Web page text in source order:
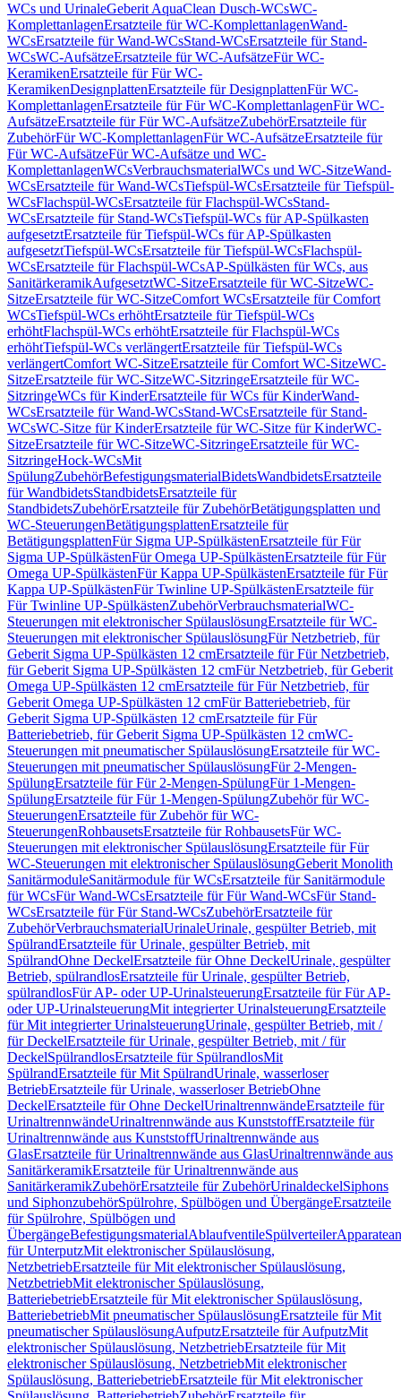
WCs und UrinaleGeberit AquaClean Dusch-WCsWC-
KomplettanlagenErsatzteile für WC-KomplettanlagenWand-
WCsErsatzteile für Wand-WCsStand-WCsErsatzteile für Stand-
WCsWC-AufsätzeErsatzteile für WC-AufsätzeFür WC-
KeramikenErsatzteile für Für WC-
KeramikenDesignplattenErsatzteile für DesignplattenFür WC-
KomplettanlagenErsatzteile für Für WC-KomplettanlagenFür WC-
AufsätzeErsatzteile für Für WC-AufsätzeZubehörErsatzteile für
ZubehörFür WC-KomplettanlagenFür WC-AufsätzeErsatzteile für
Für WC-AufsätzeFür WC-Aufsätze und WC-
KomplettanlagenWCsVerbrauchsmaterialWCs und WC-SitzeWand-
WCsErsatzteile für Wand-WCsTiefspül-WCsErsatzteile für Tiefspül-
WCsFlachspül-WCsErsatzteile für Flachspül-WCsStand-
WCsErsatzteile für Stand-WCsTiefspül-WCs für AP-Spülkasten
aufgesetztErsatzteile für Tiefspül-WCs für AP-Spülkasten
aufgesetztTiefspül-WCsErsatzteile für Tiefspül-WCsFlachspül-
WCsErsatzteile für Flachspül-WCsAP-Spülkästen für WCs, aus
SanitärkeramikAufgesetztWC-SitzeErsatzteile für WC-SitzeWC-
SitzeErsatzteile für WC-SitzeComfort WCsErsatzteile für Comfort
WCsTiefspül-WCs erhöhtErsatzteile für Tiefspül-WCs
erhöhtFlachspül-WCs erhöhtErsatzteile für Flachspül-WCs
erhöhtTiefspül-WCs verlängertErsatzteile für Tiefspül-WCs
verlängertComfort WC-SitzeErsatzteile für Comfort WC-SitzeWC-
SitzeErsatzteile für WC-SitzeWC-SitzringeErsatzteile für WC-
SitzringeWCs für KinderErsatzteile für WCs für KinderWand-
WCsErsatzteile für Wand-WCsStand-WCsErsatzteile für Stand-
WCsWC-Sitze für KinderErsatzteile für WC-Sitze für KinderWC-
SitzeErsatzteile für WC-SitzeWC-SitzringeErsatzteile für WC-
SitzringeHock-WCsMit
SpülungZubehörBefestigungsmaterialBidetsWandbidetsErsatzteile
für WandbidetsStandbidetsErsatzteile für
StandbidetsZubehörErsatzteile für ZubehörBetätigungsplatten und
WC-SteuerungenBetätigungsplattenErsatzteile für
BetätigungsplattenFür Sigma UP-SpülkästenErsatzteile für Für
Sigma UP-SpülkästenFür Omega UP-SpülkästenErsatzteile für Für
Omega UP-SpülkästenFür Kappa UP-SpülkästenErsatzteile für Für
Kappa UP-SpülkästenFür Twinline UP-SpülkästenErsatzteile für
Für Twinline UP-SpülkästenZubehörVerbrauchsmaterialWC-
Steuerungen mit elektronischer SpülauslösungErsatzteile für WC-
Steuerungen mit elektronischer SpülauslösungFür Netzbetrieb, für
Geberit Sigma UP-Spülkästen 12 cmErsatzteile für Für Netzbetrieb,
für Geberit Sigma UP-Spülkästen 12 cmFür Netzbetrieb, für Geberit
Omega UP-Spülkästen 12 cmErsatzteile für Für Netzbetrieb, für
Geberit Omega UP-Spülkästen 12 cmFür Batteriebetrieb, für
Geberit Sigma UP-Spülkästen 12 cmErsatzteile für Für
Batteriebetrieb, für Geberit Sigma UP-Spülkästen 12 cmWC-
Steuerungen mit pneumatischer SpülauslösungErsatzteile für WC-
Steuerungen mit pneumatischer SpülauslösungFür 2-Mengen-
SpülungErsatzteile für Für 2-Mengen-SpülungFür 1-Mengen-
SpülungErsatzteile für Für 1-Mengen-SpülungZubehör für WC-
SteuerungenErsatzteile für Zubehör für WC-
SteuerungenRohbausetsErsatzteile für RohbausetsFür WC-
Steuerungen mit elektronischer SpülauslösungErsatzteile für Für
WC-Steuerungen mit elektronischer SpülauslösungGeberit Monolith
SanitärmoduleSanitärmodule für WCsErsatzteile für Sanitärmodule
für WCsFür Wand-WCsErsatzteile für Für Wand-WCsFür Stand-
WCsErsatzteile für Für Stand-WCsZubehörErsatzteile für
ZubehörVerbrauchsmaterialUrinaleUrinale, gespülter Betrieb, mit
SpülrandErsatzteile für Urinale, gespülter Betrieb, mit
SpülrandOhne DeckelErsatzteile für Ohne DeckelUrinale, gespülter
Betrieb, spülrandlosErsatzteile für Urinale, gespülter Betrieb,
spülrandlosFür AP- oder UP-UrinalsteuerungErsatzteile für Für AP-
oder UP-UrinalsteuerungMit integrierter UrinalsteuerungErsatzteile
für Mit integrierter UrinalsteuerungUrinale, gespülter Betrieb, mit /
für DeckelErsatzteile für Urinale, gespülter Betrieb, mit / für
DeckelSpülrandlosErsatzteile für SpülrandlosMit
SpülrandErsatzteile für Mit SpülrandUrinale, wasserloser
BetriebErsatzteile für Urinale, wasserloser BetriebOhne
DeckelErsatzteile für Ohne DeckelUrinaltrennwändeErsatzteile für
UrinaltrennwändeUrinaltrennwände aus KunststoffErsatzteile für
Urinaltrennwände aus KunststoffUrinaltrennwände aus
GlasErsatzteile für Urinaltrennwände aus GlasUrinaltrennwände aus
SanitärkeramikErsatzteile für Urinaltrennwände aus
SanitärkeramikZubehörErsatzteile für ZubehörUrinaldeckelSiphons
und SiphonzubehörSpülrohre, Spülbögen und ÜbergängeErsatzteile
für Spülrohre, Spülbögen und
ÜbergängeBefestigungsmaterialAblaufventileSpülverteiler
für UnterputzMit elektronischer Spülauslösung,
NetzbetriebErsatzteile für Mit elektronischer Spülauslösung,
NetzbetriebMit elektronischer Spülauslösung,
BatteriebetriebErsatzteile für Mit elektronischer Spülauslösung,
BatteriebetriebMit pneumatischer SpülauslösungErsatzteile für Mit
pneumatischer SpülauslösungAufputzErsatzteile für AufputzMit
elektronischer Spülauslösung, NetzbetriebErsatzteile für Mit
elektronischer Spülauslösung, NetzbetriebMit elektronischer
Spülauslösung, BatteriebetriebErsatzteile für Mit elektronischer